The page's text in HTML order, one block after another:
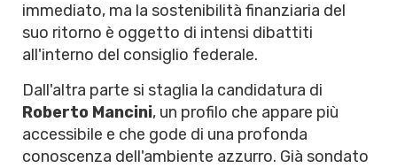
immediato, ma la sostenibilità finanziaria del
suo ritorno è oggetto di intensi dibattiti
all'interno del consiglio federale.
Dall'altra parte si staglia la candidatura di
Roberto Mancini, un profilo che appare più
accessibile e che gode di una profonda
conoscenza dell'ambiente azzurro. Già sondato